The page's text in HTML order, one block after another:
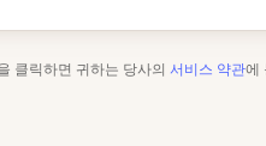
클릭하면 귀하는 당사의 서비스 약관에